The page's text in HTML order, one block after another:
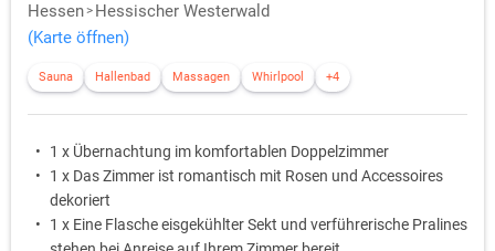
Hessen
Hessischer Westerwald
(Karte öffnen)
Sauna Hallenbad Massagen Whirlpool +4
1 x Übernachtung im komfortablen Doppelzimmer
1 x Das Zimmer ist romantisch mit Rosen und Accessoires
dekoriert
1 x Eine Flasche eisgekühlter Sekt und verführerische Pralines